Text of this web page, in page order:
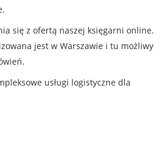
się z ofertą naszej księgarni online.
jest w Warszawie i tu możliwy
usługi logistyczne dla